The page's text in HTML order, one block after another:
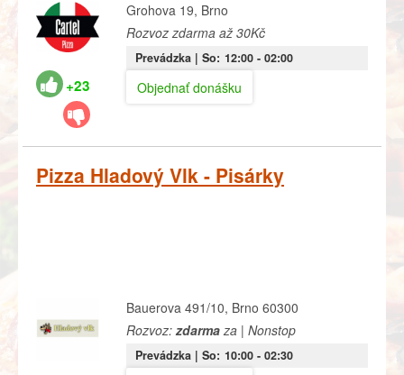
+23
Grohova 19, Brno
Rozvoz zdarma až 30Kč
Prevádzka | So: 12:00- 02:00
Objednať donášku
Pizza Hladový Vlk - Pisárky
Bauerova 491/10, Brno 60300
Rozvoz:zdarmaza | Nonstop
Prevádzka | So: 10:00- 02:30